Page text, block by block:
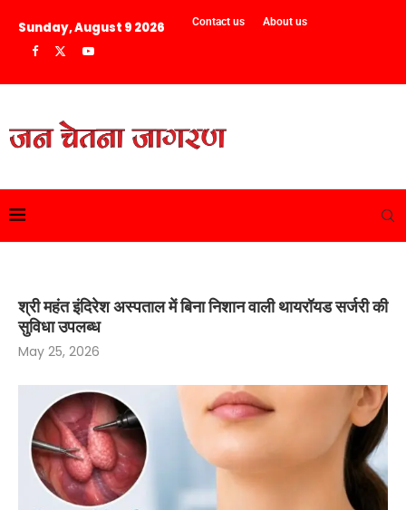
Sunday, August 9 2026 Contact us About us
श्री महंत इंदिरेश अस्पताल में बिना निशान वाली थायरॉयड सर्जरी की
सुविधा उपलब्ध
May 25, 2026